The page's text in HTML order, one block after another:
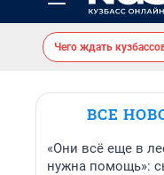
Чего ждать
ВСЕ
«Они всё еще в
нужна помощь»: